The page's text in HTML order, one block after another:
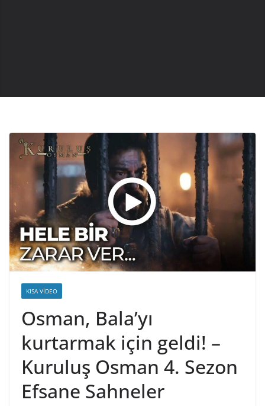
KISA VIDEO
Osman, Bala’yı
kurtarmak için geldi! –
Kuruluş Osman 4. Sezon
Efsane Sahneler